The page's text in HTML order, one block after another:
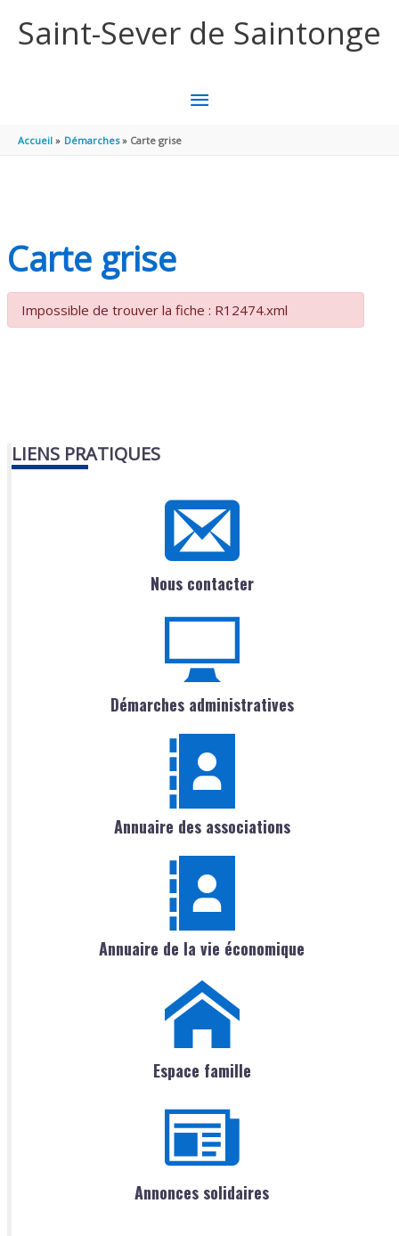
Saint-Sever de Saintonge
MENU
Accueil Démarches Carte grise
Carte grise
Impossible de trouver la fiche : R12474.xml
LIENS PRATIQUES
Nous contacter
Démarches administratives
Annuaire des associations
Annuaire de la vie économique
Espace famille
Annonces solidaires